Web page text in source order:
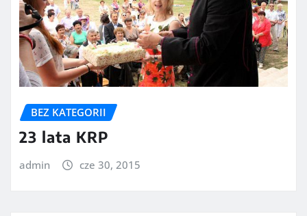
BEZ KATEGORII
23 lata KRP
admin cze 30, 2015